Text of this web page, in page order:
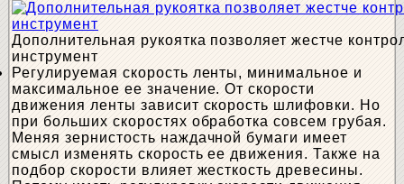
Дополнительная рукоятка позволяет жестче
инструмент
Регулируемая скорость ленты, минимальное и
максимальное ее значение. От скорости
движения ленты зависит скорость шлифовки. Но
при больших скоростях обработка совсем грубая.
Меняя зернистость наждачной бумаги имеет
смысл изменять скорость ее движения. Также на
подбор скорости влияет жесткость древесины.